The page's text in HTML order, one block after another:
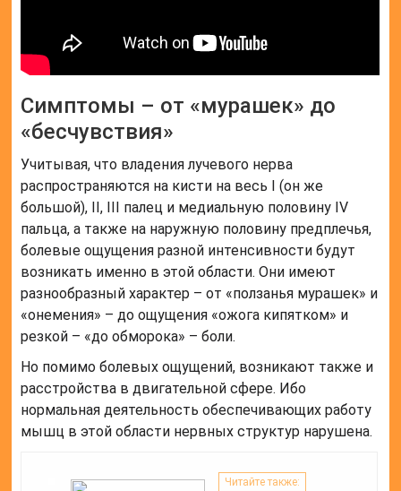
Симптомы – от «мурашек» до
«бесчувствия»
Учитывая, что владения лучевого нерва
распространяются на кисти на весь I (он же
большой), II, III палец и медиальную половину IV
пальца, а также на наружную половину предплечья,
болевые ощущения разной интенсивности будут
возникать именно в этой области. Они имеют
разнообразный характер – от «ползанья мурашек» и
«онемения» – до ощущения «ожога кипятком» и
резкой – «до обморока» – боли.
Но помимо болевых ощущений, возникают также и
расстройства в двигательной сфере. Ибо
нормальная деятельность обеспечивающих работу
мышц в этой области нервных структур нарушена.
Читайте также: